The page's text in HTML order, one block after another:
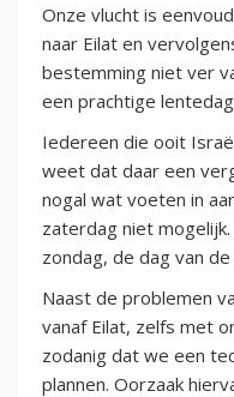
Onze vlucht is
naar Eilat en
bestemming niet ver
een prachtige
Iedereen die ooit
weet dat daar een
nogal wat voeten in
zaterdag niet
zondag, de dag van
Naast de problemen
vanaf Eilat, zelfs met
zodanig dat we een
plannen. Oorzaak